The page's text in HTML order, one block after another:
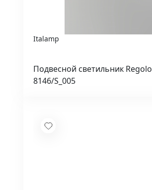
Italamp
Подвесной светильник Regolo
8146/S_005